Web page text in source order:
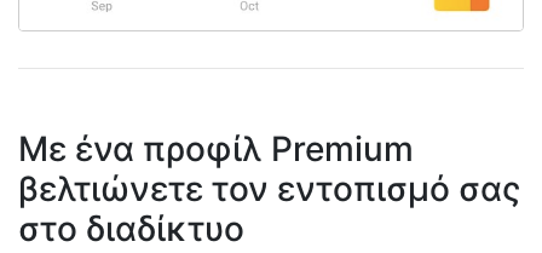
Με ένα προφίλ Premium
βελτιώνετε τον εντοπισμό σας
στο διαδίκτυο